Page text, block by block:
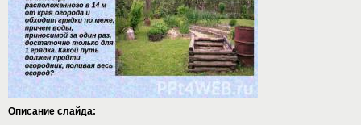
Описание слайда: